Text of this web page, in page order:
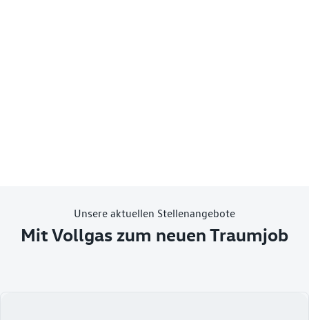
Unsere aktuellen Stellenangebote
Mit Vollgas zum neuen Traumjob